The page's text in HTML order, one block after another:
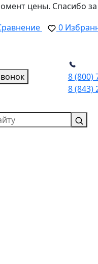
цены. Спасибо
0
8 (800)
8 (843)